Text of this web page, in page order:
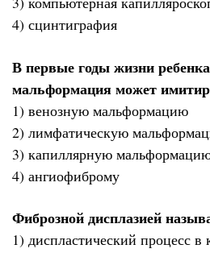
4) сцинтиграфия
В первые годы жизни
мальформация может
1) венозную мальформацию
2) лимфатическую
3) капиллярную
4) ангиофиброму
Фиброзной дисплазией
1) диспластический процесс